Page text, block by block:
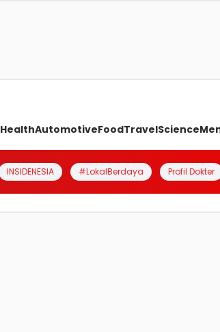
HealthAutomotiveFoodTravelScience
INSIDENESIA #LokalBerdaya Profil Dokter